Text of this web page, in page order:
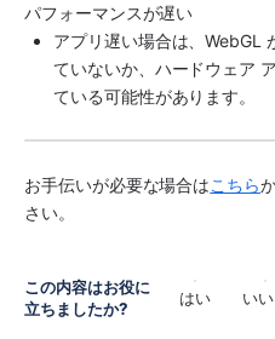
パフォーマンスが遅い
アプリ遅い場合は、WebGL
ていないか、ハードウェア
ている可能性があります。
お手伝いが必要な場合はこちら
さい。
この内容はお役に
立ちましたか?
はい いい